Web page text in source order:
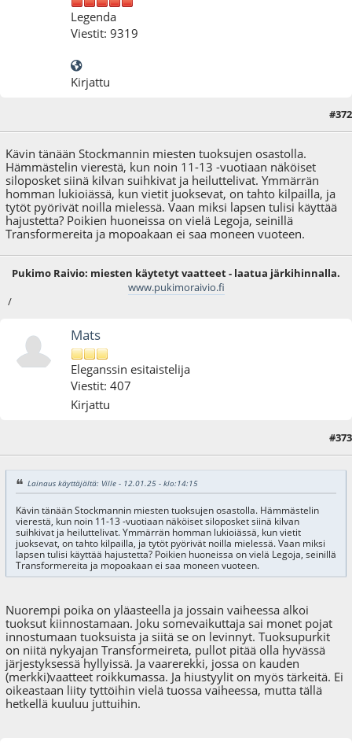
Legenda
Viestit: 9319
Kirjattu
#372
Kävin tänään Stockmannin miesten tuoksujen osastolla.
Hämmästelin vierestä, kun noin 11-13 -vuotiaan näköiset
siloposket siinä kilvan suihkivat ja heiluttelivat. Ymmärrän
homman lukioiässä, kun vietit juoksevat, on tahto kilpailla, ja
tytöt pyörivät noilla mielessä. Vaan miksi lapsen tulisi käyttää
hajustetta? Poikien huoneissa on vielä Legoja, seinillä
Transformereita ja mopoakaan ei saa moneen vuoteen.
Pukimo Raivio: miesten käytetyt vaatteet - laatua järkihinnalla.
www.pukimoraivio.fi
/
Mats
Eleganssin esitaistelija
Viestit: 407
Kirjattu
#373
Lainaus käyttäjältä: Ville - 12.01.25 - klo:14:15
Kävin tänään Stockmannin miesten tuoksujen osastolla. Hämmästelin
vierestä, kun noin 11-13 -vuotiaan näköiset siloposket siinä kilvan
suihkivat ja heiluttelivat. Ymmärrän homman lukioiässä, kun vietit
juoksevat, on tahto kilpailla, ja tytöt pyörivät noilla mielessä. Vaan miksi
lapsen tulisi käyttää hajustetta? Poikien huoneissa on vielä Legoja, seinillä
Transformereita ja mopoakaan ei saa moneen vuoteen.
Nuorempi poika on yläasteella ja jossain vaiheessa alkoi
tuoksut kiinnostamaan. Joku somevaikuttaja sai monet pojat
innostumaan tuoksuista ja siitä se on levinnyt. Tuoksupurkit
on niitä nykyajan Transformeireta, pullot pitää olla hyvässä
järjestyksessä hyllyissä. Ja vaarerekki, jossa on kauden
(merkki)vaatteet roikkumassa. Ja hiustyylit on myös tärkeitä. Ei
oikeastaan liity tyttöihin vielä tuossa vaiheessa, mutta tällä
hetkellä kuuluu juttuihin.